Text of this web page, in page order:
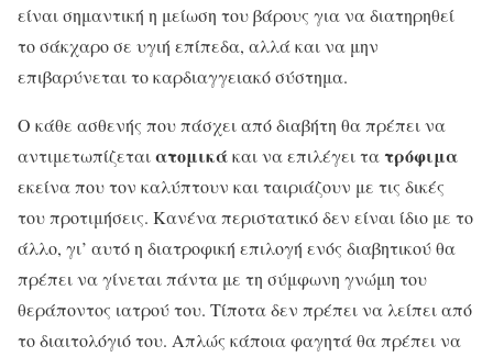
είναι σημαντική η μείωση του βάρους για να διατηρηθεί
το σάκχαρο σε υγιή επίπεδα, αλλά και να μην
επιβαρύνεται το καρδιαγγειακό σύστημα.
Ο κάθε ασθενής που πάσχει από διαβήτη θα πρέπει να
αντιμετωπίζεταιατομικάκαι να επιλέγει τα τρόφιμα
εκείνα που τον καλύπτουν και ταιριάζουν με τις δικές
του προτιμήσεις. Κανένα περιστατικό δεν είναι ίδιο με το
άλλο, γι’ αυτό η διατροφική επιλογή ενός διαβητικού θα
πρέπει να γίνεται πάντα με τη σύμφωνη γνώμη του
θεράποντος ιατρού του. Τίποτα δεν πρέπει να λείπει από
το διαιτολόγιό του. Απλώς κάποια φαγητά θα πρέπει να